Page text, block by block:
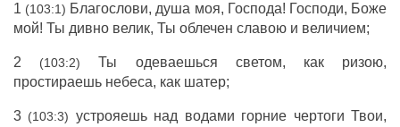
1 (103:1) Благослови, душа моя, Господа! Господи, Боже
мой! Ты дивно велик, Ты облечен славоюи величием;
2 (103:2) Ты одеваешься светом, как ризою,
простираешь небеса, как шатер;
3 (103:3) устрояешьнад водами горние чертоги Твои,